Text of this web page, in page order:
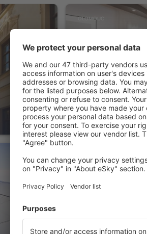
OLOMOUC
Comfort Hotel
187€
Olomouc, 08 august
OLOMOUC